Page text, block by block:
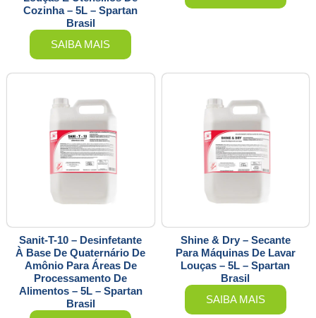
Cozinha – 5L – Spartan
Brasil
SAIBA MAIS
Sanit-T-10 – Desinfetante
À Base De Quaternário De
Amônio Para Áreas De
Processamento De
Alimentos – 5L – Spartan
Brasil
Shine & Dry – Secante
Para Máquinas De Lavar
Louças – 5L – Spartan
Brasil
SAIBA MAIS